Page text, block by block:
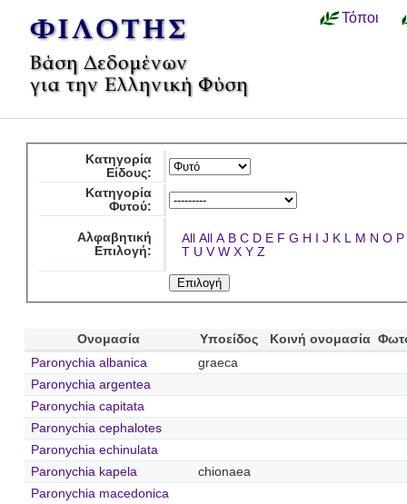
Τόποι
Κατηγορία
Είδους:
Κατηγορία
Φυτού:
Αλφαβητική
Επιλογή:
All All A B C D E F G H I J K L M N O P
T U V W X Y Z
Ονομασία Υποείδος Κοινή ονομασία
Paronychia albanica
graeca
Paronychia argentea
Paronychia capitata
Paronychia cephalotes
Paronychia echinulata
Paronychia kapela
chionaea
Paronychia macedonica